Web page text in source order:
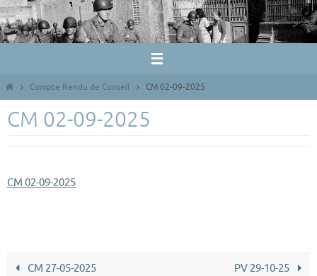
Passer
vers
le
HomeCompte Rendu de Conseil CM 02-09-2025
CM 02-09-2025
CM 02-09-2025
CM 27-05-2025 PV 29-10-25